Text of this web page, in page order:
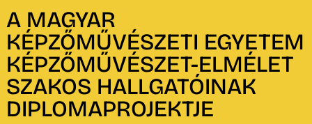
A MAGYAR
KÉPZŐMŰVÉSZETI EGYETEM
KÉPZŐMŰVÉSZET-ELMÉLET
SZAKOS HALLGATÓINAK
DIPLOMAPROJEKTJE